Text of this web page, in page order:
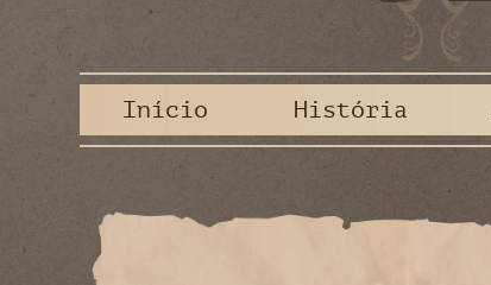
Início História